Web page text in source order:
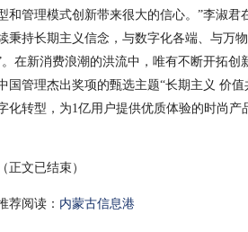
和管理模式创新带来很大的信心。”李淑君
秉持长期主义信念，与数字化各端、与万
。在新消费浪潮的洪流中，唯有不断开拓
国管理杰出奖项的甄选主题“长期主义 价
化转型，为1亿用户提供优质体验的时尚
（正文已结束）
荐阅读： 内蒙古信息港